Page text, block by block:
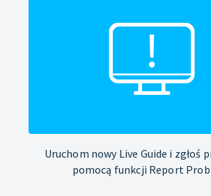
Uruchom nowy Live Guide i zgłoś
pomocą funkcji Report